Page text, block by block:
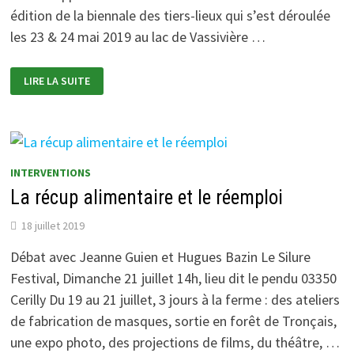
édition de la biennale des tiers-lieux qui s’est déroulée
les 23 & 24 mai 2019 au lac de Vassivière …
LES
TIERS-
TIERS-
LIEUX
UNE
DES
HORS-
LIRE LA SUITE
INTERVENTIONS
La récup alimentaire et le réemploi
18 juillet 2019
Débat avec Jeanne Guien et Hugues Bazin Le Silure
Festival, Dimanche 21 juillet 14h, lieu dit le pendu 03350
Cerilly Du 19 au 21 juillet, 3 jours à la ferme : des ateliers
de fabrication de masques, sortie en forêt de Tronçais,
une expo photo, des projections de films, du théâtre, …